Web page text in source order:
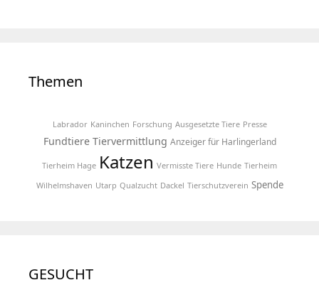
Themen
Labrador Kaninchen Forschung Ausgesetzte Tiere Presse
Fundtiere Tiervermittlung Anzeiger für Harlingerland
Tierheim Hage Katzen Vermisste Tiere Hunde Tierheim
Wilhelmshaven Utarp Qualzucht Dackel Tierschutzverein Spende
GESUCHT